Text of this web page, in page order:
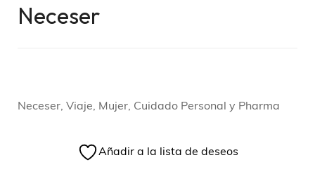
Neceser
Neceser, Viaje, Mujer, Cuidado Personal y Pharma
Añadir a la lista de deseos